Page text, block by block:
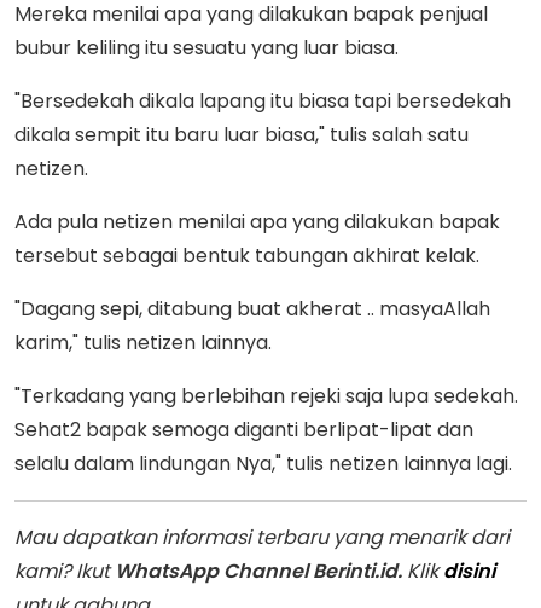
Mereka menilai apa yang dilakukan bapak penjual
bubur keliling itu sesuatu yang luar biasa.
"Bersedekah dikala lapang itu biasa tapi bersedekah
dikala sempit itu baru luar biasa," tulis salah satu
netizen.
Ada pula netizen menilai apa yang dilakukan bapak
tersebut sebagai bentuk tabungan akhirat kelak.
"Dagang sepi, ditabung buat akherat .. masyaAllah
karim," tulis netizen lainnya.
"Terkadang yang berlebihan rejeki saja lupa sedekah.
Sehat2 bapak semoga diganti berlipat-lipat dan
selalu dalam lindungan Nya," tulis netizen lainnya lagi.
Mau dapatkan informasi terbaru yang menarik dari
kami? Ikut WhatsApp Channel Berinti.id. Klikdisini